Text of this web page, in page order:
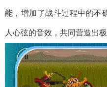
能，增加了战斗过程中的不
人心弦的音效，共同营造出